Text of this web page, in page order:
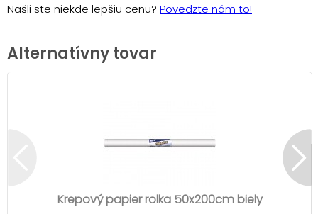
Našli ste niekde lepšiu cenu? Povedzte nám to!
Alternatívny tovar
Krepový papier rolka 50x200cm biely